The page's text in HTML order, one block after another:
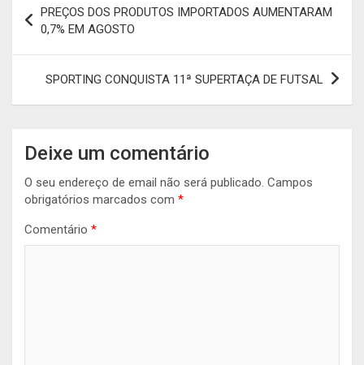
de
artigos
PREÇOS DOS PRODUTOS IMPORTADOS AUMENTARAM
0,7% EM AGOSTO
SPORTING CONQUISTA 11ª SUPERTAÇA DE FUTSAL
Deixe um comentário
O seu endereço de email não será publicado. Campos
obrigatórios marcados com *
Comentário *